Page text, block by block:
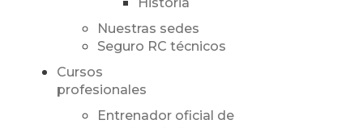
Historia
Nuestras sedes
Seguro RC técnicos
Cursos
profesionales
Entrenador oficial de